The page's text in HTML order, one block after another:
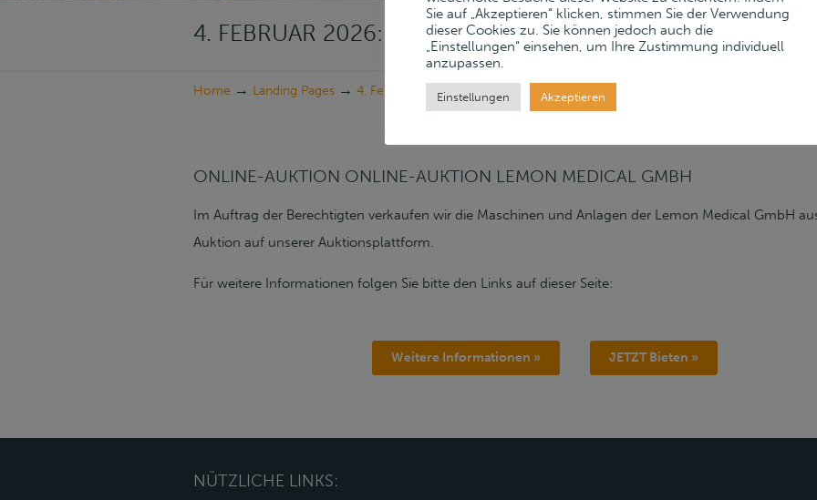
4. FEBRUAR 2026: ONLINE-AUKTION LEMON MEDICAL
Home → Landing Pages → 4. Februar 2026: Online-Auktion Lemon Medical GmbH
ONLINE-AUKTION ONLINE-AUKTION LEMON MEDICAL GMBH
Im Auftrag der Berechtigten verkaufen wir die Maschinen und Anlagen der Lemon Medical GmbH
Auktion auf unserer Auktionsplattform.
Für weitere Informationen folgen Sie bitte den Links auf dieser Seite:
Weitere Informationen » JETZT Bieten »
NÜTZLICHE LINKS:
Sie auf „Akzeptieren“ klicken, stimmen Sie der Verwendung
dieser Cookies zu. Sie können jedoch auch die
„Einstellungen“ einsehen, um Ihre Zustimmung individuell
anzupassen.
Einstellungen Akzeptieren